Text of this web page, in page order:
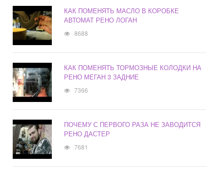
КАК ПОМЕНЯТЬ МАСЛО В КОРОБКЕ
АВТОМАТ РЕНО ЛОГАН
8688
КАК ПОМЕНЯТЬ ТОРМОЗНЫЕ КОЛОДКИ НА
РЕНО МЕГАН 3 ЗАДНИЕ
7366
ПОЧЕМУ С ПЕРВОГО РАЗА НЕ ЗАВОДИТСЯ
РЕНО ДАСТЕР
7681